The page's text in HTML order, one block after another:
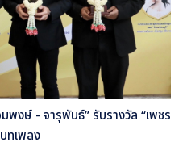
พงษ์ - จารุพันธ์” รับรางวัล “เพชร
ทเพลง